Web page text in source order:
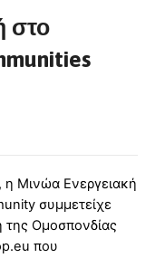
στο
η Μινώα Ενεργειακή
συμμετείχε
της Ομοσπονδίας
που